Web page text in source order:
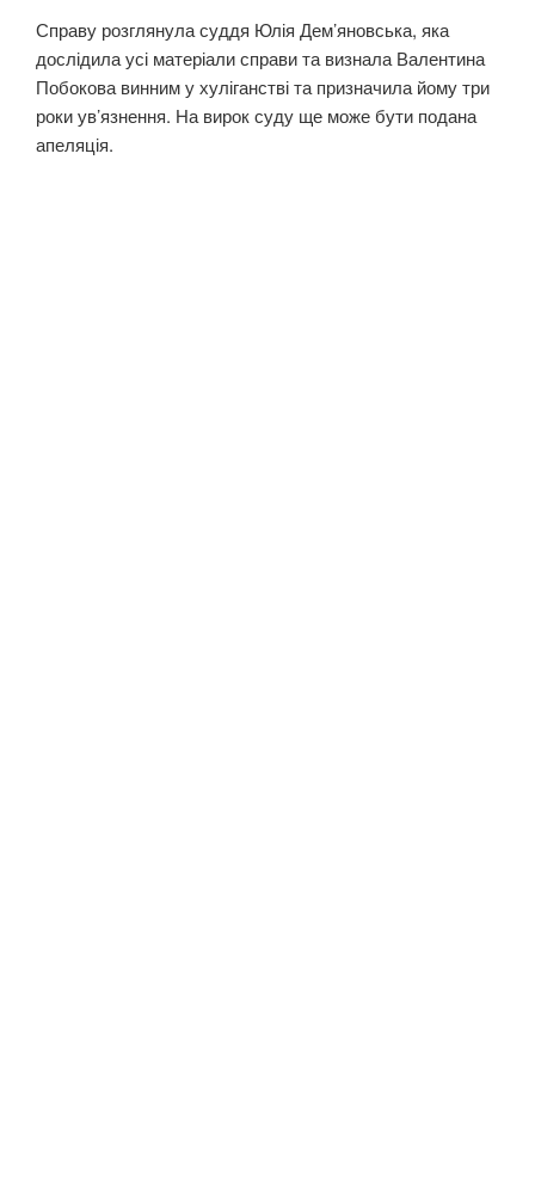
Справу розглянула суддя Юлія Дем’яновська, яка
дослідила усі матеріали справи та визнала Валентина
Побокова винним у хуліганстві та призначила йому три
роки ув’язнення. На вирок суду ще може бути подана
апеляція.